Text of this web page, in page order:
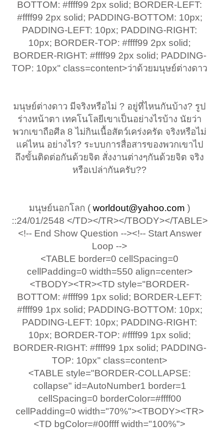
BOTTOM: #ffff99 2px solid; BORDER-LEFT:
#ffff99 2px solid; PADDING-BOTTOM: 10px;
PADDING-LEFT: 10px; PADDING-RIGHT:
10px; BORDER-TOP: #ffff99 2px solid;
BORDER-RIGHT: #ffff99 2px solid; PADDING-
TOP: 10px" class=content>ว่าด้วยมนุษย์ต่างดาว
มนุษย์ต่างดาว มีจริงหรือไม่ ? อยู่ที่ไหนกันบ้าง? รูป
ร่างหน้าตา เทคโนโลยีเขาเป็นอย่างไรบ้าง นัยว่า
พวกเขาถือศีล 8 ไม่กินเนื้อสัตว์เคร่งครัด จริงหรือไม่
แค่ไหน อย่างไร? ระบบการสื่อสารของพวกเขาไป
ถึงขั้นติดต่อกันด้วยจิต สั่งงานต่างๆกันด้วยจิต จริง
หรือเปล่ากันครับ??
มนุษย์นอกโลก ( worldout@yahoo.com )
::24/01/2548 </TD></TR></TBODY></TABLE>
<!-- End Show Question --><!-- Start Answer
Loop -->
<TABLE border=0 cellSpacing=0
cellPadding=0 width=550 align=center>
<TBODY><TR><TD style="BORDER-
BOTTOM: #ffff99 1px solid; BORDER-LEFT:
#ffff99 1px solid; PADDING-BOTTOM: 10px;
PADDING-LEFT: 10px; PADDING-RIGHT:
10px; BORDER-TOP: #ffff99 1px solid;
BORDER-RIGHT: #ffff99 1px solid; PADDING-
TOP: 10px" class=content>
<TABLE style="BORDER-COLLAPSE:
collapse" id=AutoNumber1 border=1
cellSpacing=0 borderColor=#ffff00
cellPadding=0 width="70%"><TBODY><TR>
<TD bgColor=#00ffff width="100%">